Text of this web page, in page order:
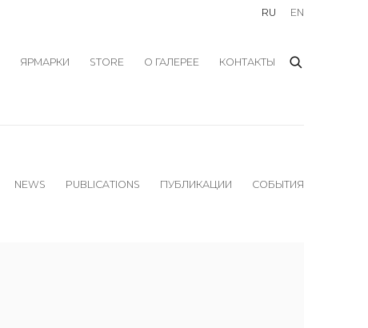
ЯРМАРКИ STORE О ГАЛЕРЕЕ КОНТАКТЫ
RU EN
NEWS PUBLICATIONS ПУБЛИКАЦИИ СОБЫТИЯ